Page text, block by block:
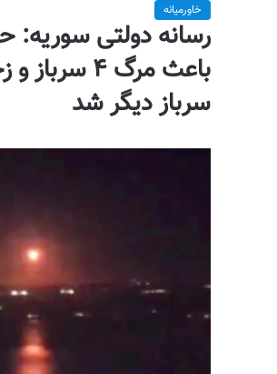
خاورمیانه
رسانه دولتی سوریه:
سرباز دیگر شد